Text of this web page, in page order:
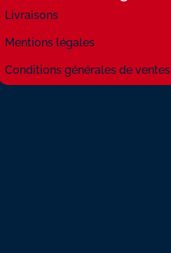
Livraisons
Mentions légales
Conditions générales de ventes